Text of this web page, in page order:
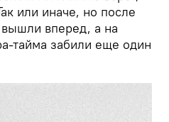
или иначе, но после
вышли вперед, а на
тайма забили еще один